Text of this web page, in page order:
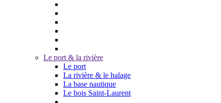
Le port & la rivière
Le port
La rivière & le halage
La base nautique
Le bois Saint-Laurent